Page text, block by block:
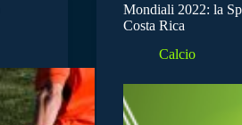
Mondiali 2022: la
Costa Rica
Calcio